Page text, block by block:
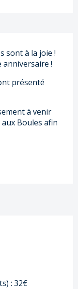
sont à la joie !
anniversaire !
présenté
à venir
Boules afin
: 32€